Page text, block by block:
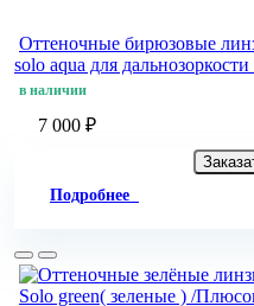
Оттеночные бирюзовые
solo aqua для
в наличии
7 000 ₽
Подробнее